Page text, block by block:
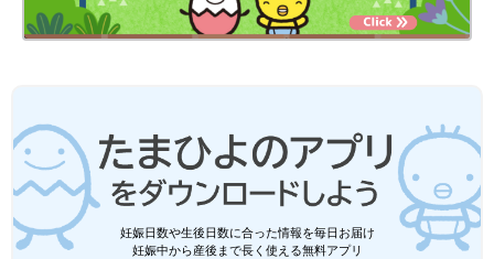
妊娠日数や生後日数に合った情報を毎日お届け
妊娠中から産後まで長く使える無料アプリ